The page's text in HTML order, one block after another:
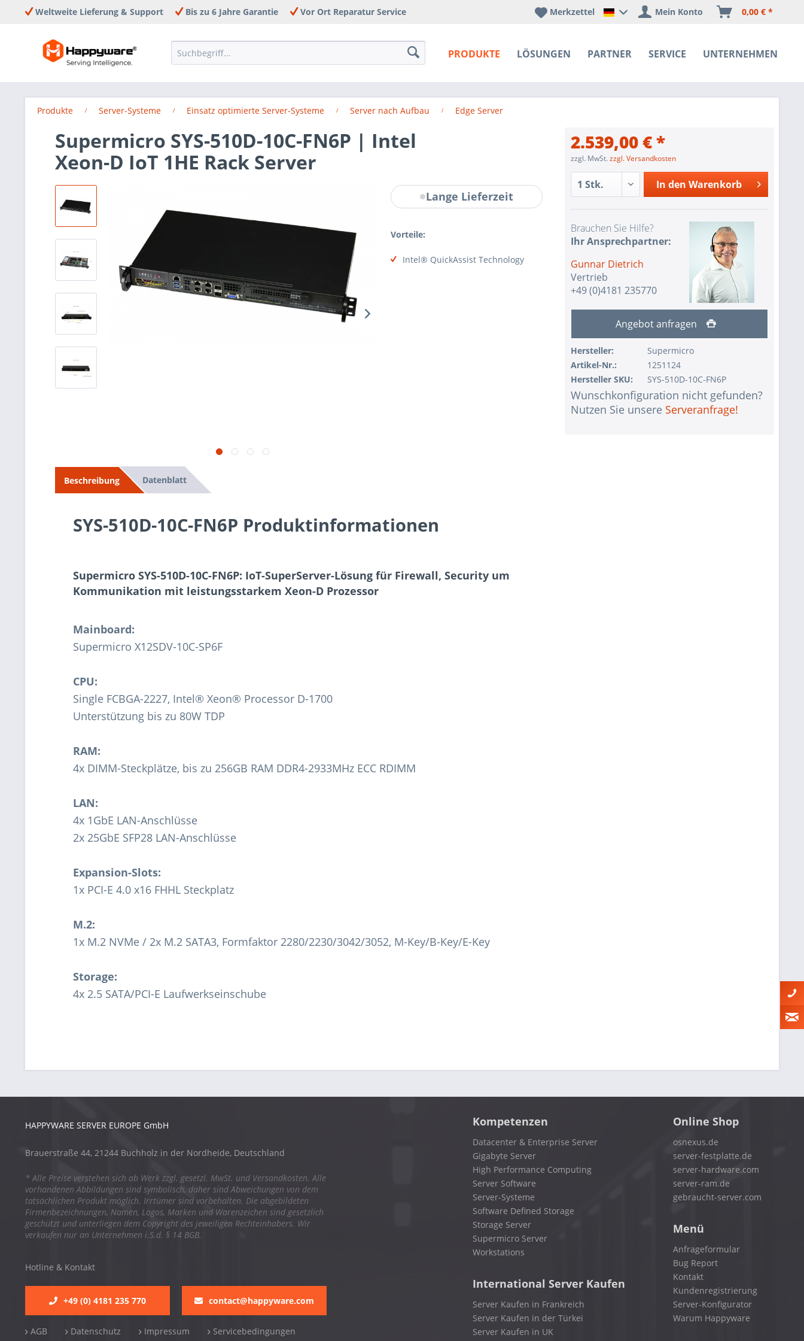
Weltweite Lieferung & Support Bis zu 6 Jahre Garantie Vor Ort Reparatur Service
PRODUKTE LÖSUNGEN PARTNER SERVICE UNTERNEHMEN
Happyware Deutschland
Merkzettel Mein Konto 0,00 € *
Produkte Server-Systeme Einsatz optimierte Server-Systeme Server nach Aufbau Edge Server
Supermicro SYS-510D-10C-FN6P | Intel
Xeon-D IoT 1HE Rack Server
Lange Lieferzeit
Vorteile:
Intel® QuickAssist Technology
2.539,00 € *
zzgl. MwSt.zzgl. Versandkosten
In den Warenkorb
Brauchen Sie Hilfe?
Ihr Ansprechpartner:
Gunnar Dietrich
Vertrieb
+49 (0)4181 235770
Angebot anfragen
Hersteller:
Supermicro
Artikel-Nr.:
1251124
Hersteller SKU:
SYS-510D-10C-FN6P
Wunschkonfiguration nicht gefunden?
Nutzen Sie unsere Serveranfrage!
Beschreibung Datenblatt
SYS-510D-10C-FN6P Produktinformationen
Supermicro SYS-510D-10C-FN6P: IoT-SuperServer-Lösung für Firewall, Security um
Kommunikation mit leistungsstarkem Xeon-D Prozessor
Mainboard:
Supermicro X12SDV-10C-SP6F
CPU:
Single FCBGA-2227, Intel® Xeon® Processor D-1700
Unterstützung bis zu 80W TDP
RAM:
4x DIMM-Steckplätze, bis zu 256GB RAM DDR4-2933MHz ECC RDIMM
LAN:
4x 1GbE LAN-Anschlüsse
2x 25GbE SFP28 LAN-Anschlüsse
Expansion-Slots:
1x PCI-E 4.0 x16 FHHL Steckplatz
M.2:
1x M.2 NVMe / 2x M.2 SATA3, Formfaktor 2280/2230/3042/3052, M-Key/B-Key/E-Key
Storage:
4x 2.5 SATA/PCI-E Laufwerkseinschube
HAPPYWARE SERVER EUROPE GmbH
Brauerstraße 44, 21244 Buchholz in der Nordheide, Deutschland
* Alle Preise verstehen sich ab Werk zzgl. gesetzl. MwSt. und Versandkosten. Alle
vorhandenen Abbildungen sind symbolisch, daher sind Abweichungen von dem
tatsächlichen Produkt möglich. Irrtümer sind vorbehalten. Die abgebildeten
Firmenbezeichnungen, Namen, Logos, Marken und Warenzeichen sind gesetzlich
geschützt und unterliegen dem Copyright des jeweiligen Rechteinhabers. Wir
verkaufen nur an Unternehmen i.S.d. § 14 BGB.
Hotline & Kontakt
+49 (0) 4181 235 770 contact@happyware.com
AGB Datenschutz Impressum
Servicebedingungen
Kompetenzen
Datacenter & Enterprise Server
Gigabyte Server
High Performance Computing
Server Software
Server-Systeme
Software Defined Storage
Storage Server
Supermicro Server
Workstations
International Server Kaufen
Server Kaufen in Frankreich
Server Kaufen in der Türkei
Server Kaufen in UK
Online Shop
osnexus.de
server-festplatte.de
server-hardware.com
server-ram.de
gebraucht-server.com
Menü
Anfrageformular
Bug Report
Kontakt
Kundenregistrierung
Server-Konfigurator
Warum Happyware